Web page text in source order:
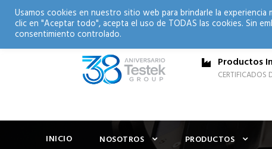
Productos
CERTIFICADOS
INICIO NOSOTROS PRODUCTOS
Usamos cookies en nuestro sitio web para brindarle la
clic en "Aceptar todo", acepta el uso de TODAS las cookies. Sin
consentimiento controlado.